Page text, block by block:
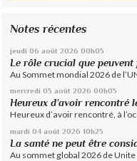
Notes récentes
jeudi 06 août 2026 00h05
Le rôle crucial que peuvent
Au Sommet mondial 2026 de
mercredi 05 août 2026 00h05
Heureux d’avoir rencontré
Heureux d’avoir rencontré, à
mardi 04 août 2026 10h25
La santé ne peut être
Au sommet global 2026 de Unite